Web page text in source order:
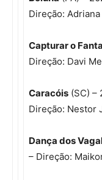
Direção:
Capturar o
Direção: Davi
Caracóis (SC) –
Direção: Nestor
Dança dos
– Direção: